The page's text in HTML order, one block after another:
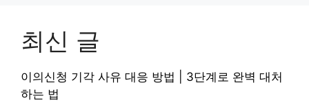
최신 글
이의신청 기각 사유 대응 방법 | 3단계로 완벽 대처
하는 법